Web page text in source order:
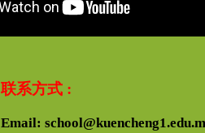
联系方式 :
Email: